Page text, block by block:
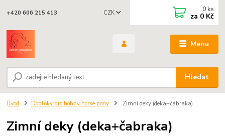
Menu
CZK
Hledat
+420 606 215 413 0 ks
za 0 Kč
Úvod Doplňky pro hobby horse pony Zimní deky (deka+čabraka)
Zimní deky (deka+čabraka)